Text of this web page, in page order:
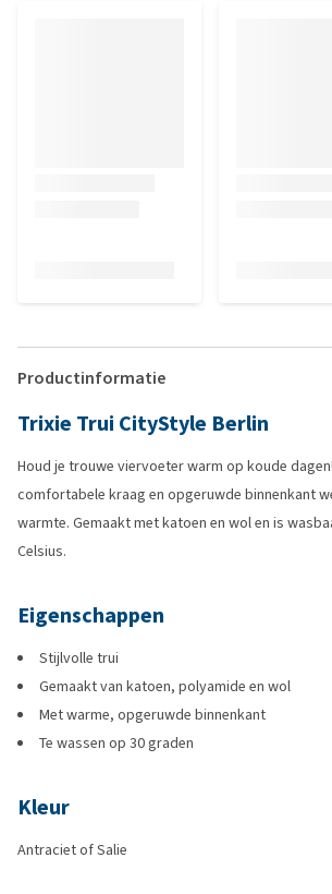
Productinformatie
Trixie Trui CityStyle Berlin
Houd je trouwe viervoeter warm op koude
comfortabele kraag en opgeruwde binnenkant
warmte. Gemaakt met katoen en wol en is
Celsius.
Eigenschappen
Stijlvolle trui
Gemaakt van katoen, polyamide en wol
Met warme, opgeruwde binnenkant
Te wassen op 30 graden
Kleur
Antraciet of Salie